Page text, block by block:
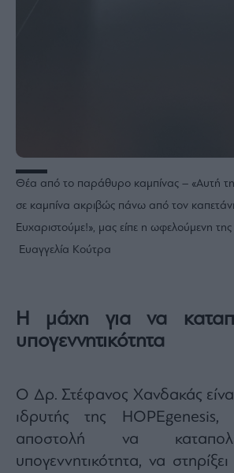
Θέα από το παράθυρο καμπίνας – «Αυτή
σε καμπίνα ακριβώς πάνω από τον
Ευχαριστούμε!», μας είπε η ωφελούμενη
Ευαγγελία Κούτρα
Η μάχη για να
υπογεννητικότητα
Ο Δρ. Στέφανος Χανδακάς
ιδρυτής της
αποστολή να
υπογεννητικότητα, να στηρίξει